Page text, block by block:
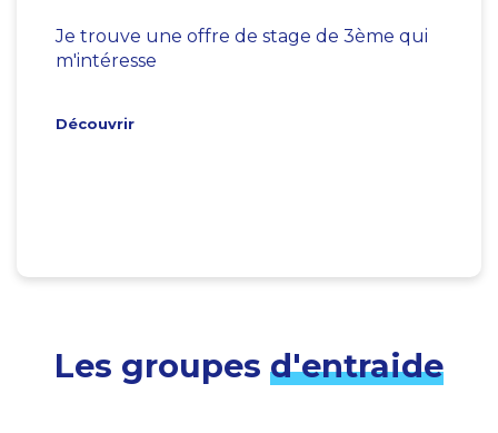
Je trouve une offre de stage de 3ème qui
m'intéresse
Découvrir
Les groupes d'entraide